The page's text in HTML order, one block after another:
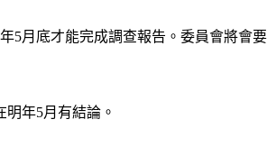
5月底才能完成調查報告。委員會將會
年5月有結論。